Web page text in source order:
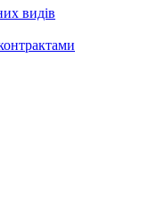
видів